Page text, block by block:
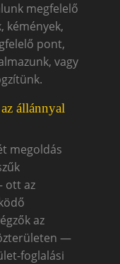
megfelelő
kémények,
pont,
vagy
állánnyal
megoldás
ott az
az
—
foglalási